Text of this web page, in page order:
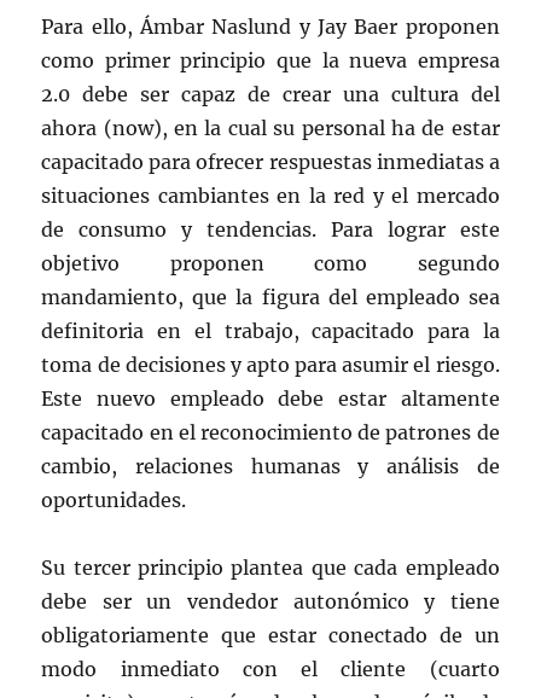
Para ello, Ámbar Naslund y Jay Baer proponen
como primer principio que la nueva empresa
2.0 debe ser capaz de crear una cultura del
ahora (now), en la cual su personal ha de estar
capacitado para ofrecer respuestas inmediatas a
situaciones cambiantes en la red y el mercado
de consumo y tendencias. Para lograr este
objetivo proponen como segundo
mandamiento, que la figura del empleado sea
definitoria en el trabajo, capacitado para la
toma de decisiones y apto para asumir el riesgo.
Este nuevo empleado debe estar altamente
capacitado en el reconocimiento de patrones de
cambio, relaciones humanas y análisis de
oportunidades.
Su tercer principio plantea que cada empleado
debe ser un vendedor autonómico y tiene
obligatoriamente que estar conectado de un
modo inmediato con el cliente (cuarto